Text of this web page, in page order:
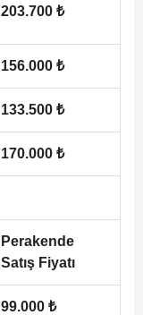
203.700 ₺
156.000 ₺
133.500 ₺
170.000 ₺
Perakende
Satış Fiyatı
99.000 ₺